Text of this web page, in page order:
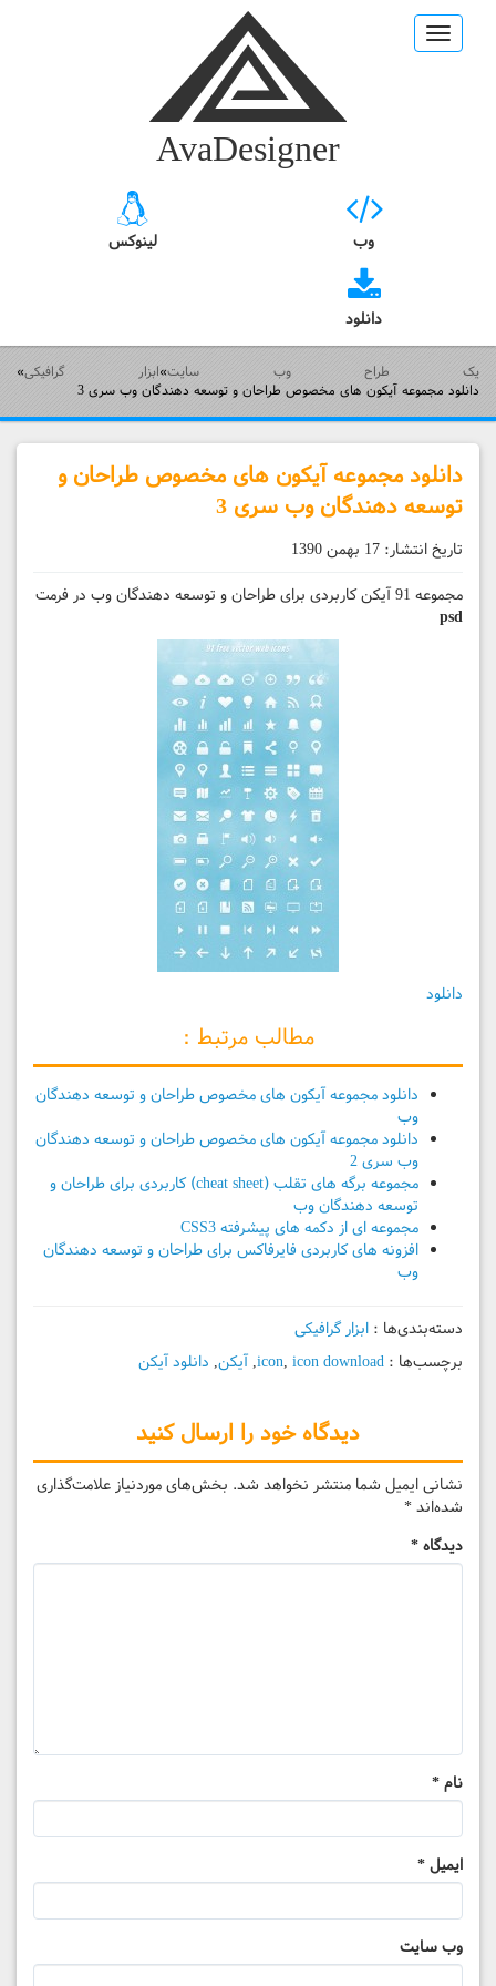
Toggle
navigation
AvaDesigner
وب لینوکس
دانلود
یک طراح وب سایت»ابزار گرافیکی»
دانلود مجموعه آیکون های مخصوص طراحان و توسعه دهندگان وب سری 3
دانلود مجموعه آیکون های مخصوص طراحان و
توسعه دهندگان وب سری 3
تاریخ انتشار: 17 بهمن 1390
مجموعه 91 آیکن کاربردی برای طراحان و توسعه دهندگان وب در فرمت
psd
دانلود
مطالب مرتبط :
دانلود مجموعه آیکون های مخصوص طراحان و توسعه دهندگان
وب
دانلود مجموعه آیکون های مخصوص طراحان و توسعه دهندگان
وب سری 2
مجموعه برگه های تقلب (cheat sheet) کاربردی برای طراحان و
توسعه دهندگان وب
مجموعه ای از دکمه های پیشرفته CSS3
افزونه های کاربردی فایرفاکس برای طراحان و توسعه دهندگان
وب
دسته‌بندی‌ها : ابزار گرافیکی
برچسب‌ها :
icon, icon download
, آیکن, دانلود آیکن
دیدگاه خود را ارسال کنید
نشانی ایمیل شما منتشر نخواهد شد. بخش‌های موردنیاز علامت‌گذاری
شده‌اند *
دیدگاه *
نام *
ایمیل *
وب‌ سایت